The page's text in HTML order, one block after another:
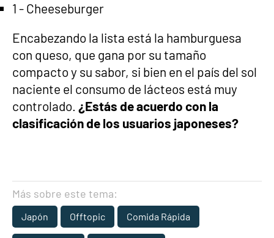
1 - Cheeseburger
Encabezando la lista está la hamburguesa
con queso, que gana por su tamaño
compacto y su sabor, si bien en el país del sol
naciente el consumo de lácteos está muy
controlado. ¿Estás de acuerdo con la
clasificación de los usuarios japoneses?
Más sobre este tema:
Japón Offtopic Comida Rápida